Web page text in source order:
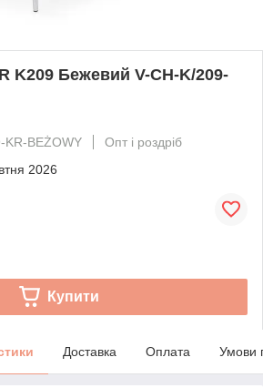
K209 Бежевий V-CH-K/209-
KR-BEŻOWY
Опт і роздріб
2026
Купити
Доставка Оплата Умови